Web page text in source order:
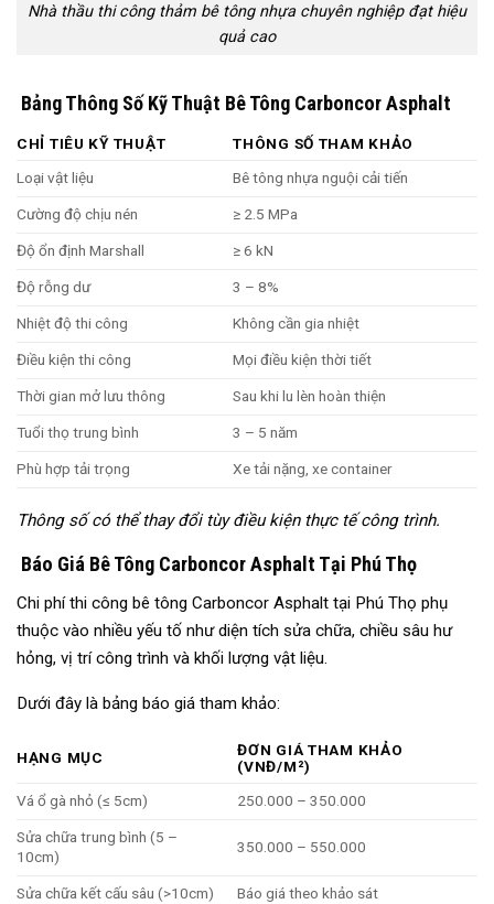
Nhà thầu thi công thảm bê tông nhựa chuyên nghiệp đạt hiệu
quả cao
Bảng Thông Số Kỹ Thuật Bê Tông Carboncor Asphalt
CHỈ TIÊU KỸ THUẬT
THÔNG SỐ THAM KHẢO
Loại vật liệu
Bê tông nhựa nguội cải tiến
Cường độ chịu nén ≥ 2.5 MPa
Độ ổn định Marshall ≥ 6 kN
Độ rỗng dư 3 – 8%
Nhiệt độ thi công Không cần gia nhiệt
Điều kiện thi công Mọi điều kiện thời tiết
Thời gian mở lưu thông Sau khi lu lèn hoàn thiện
Tuổi thọ trung bình 3 – 5 năm
Phù hợp tải trọng Xe tải nặng, xe container
Thông số có thể thay đổi tùy điều kiện thực tế công trình.
Báo Giá Bê Tông Carboncor Asphalt Tại Phú Thọ
Chi phí thi công bê tông Carboncor Asphalt tại Phú Thọ phụ
thuộc vào nhiều yếu tố như diện tích sửa chữa, chiều sâu hư
hỏng, vị trí công trình và khối lượng vật liệu.
Dưới đây là bảng báo giá tham khảo:
HẠNG MỤC
ĐƠN GIÁ THAM KHẢO
(VNĐ/M²)
Vá ổ gà nhỏ (≤ 5cm)
250.000 – 350.000
Sửa chữa trung bình (5 –
10cm)
350.000 – 550.000
Sửa chữa kết cấu sâu (>10cm) Báo giá theo khảo sát